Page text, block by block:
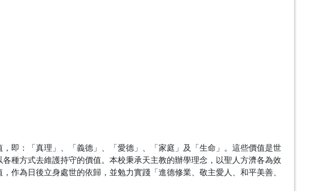
即：「真理」、「義德」、「愛德」、「家庭」及「生命」。這些價值是世
種方式去維護持守的價值。本校秉承天主教的辦學理念，以聖人方濟各為效
作為日後立身處世的依歸，並勉力實踐「進德修業、敬主愛人、和平美善、